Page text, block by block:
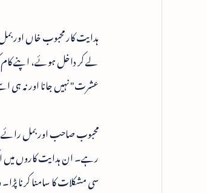
ہدایت کار محبوب خاں اور
لے کر داخل ہوئے، اپنے کام
عشرت" نہیں جانا اور نہ ہی
محبوب صاحب اور بمل رائے
رہے۔ ان ہدایت کاروں میں
سی مشکلات کا سامنا کرنا